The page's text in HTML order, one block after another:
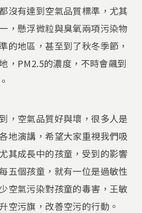
沒有達到空氣品質標準，尤其
，懸浮微粒與臭氧兩項污染物
的地區，甚至到了秋冬季節，
，PM2.5的濃度，不時會飆到
，空氣品質好與壞，很多人是
地演講，希望大家重視我們吸
其成長中的孩童，受到的影響
五個孩童，就有一位是過敏性
空氣污染對孩童的毒害，王敏
空污旗，改善空污的行動。